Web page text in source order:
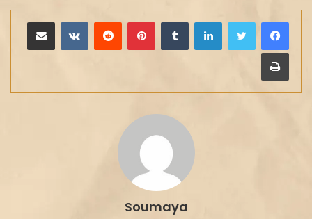
لينكدإن بينتيريست مشاركة عبر البريد
طباعة
Soumaya